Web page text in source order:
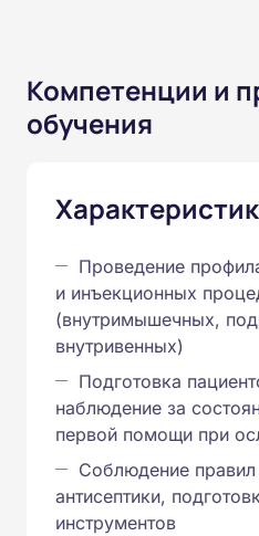
Компетенции и
обучения
Проведение
и инъекционных
(внутримышечных,
внутривенных)
Подготовка
наблюдение за
первой помощи при
Соблюдение правил
антисептики,
инструментов